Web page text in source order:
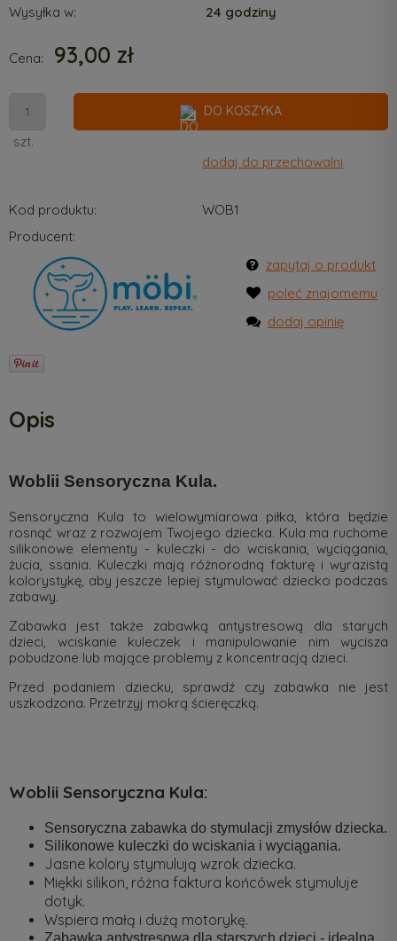
Wysyłka w:
24 godziny
Cena: 93,00 zł
szt.
DO KOSZYKA
dodaj do przechowalni
Kod produktu:
WOB1
Producent:
zapytaj o produkt
poleć znajomemu
dodaj opinię
Opis
Woblii Sensoryczna Kula.
Sensoryczna Kula to wielowymiarowa piłka, która będzie
rosnąć wraz z rozwojem Twojego dziecka. Kula ma ruchome
silikonowe elementy - kuleczki - do wciskania, wyciągania,
żucia, ssania. Kuleczki mają różnorodną fakturę i wyrazistą
kolorystykę, aby jeszcze lepiej stymulować dziecko podczas
zabawy.
Zabawka jest także zabawką antystresową dla starych
dzieci, wciskanie kuleczek i manipulowanie nim wycisza
pobudzone lub mające problemy z koncentracją dzieci.
Przed podaniem dziecku, sprawdź czy zabawka nie jest
uszkodzona. Przetrzyj mokrą ścieręczką.
Woblii Sensoryczna Kula:
Sensoryczna zabawka do stymulacji zmysłów dziecka.
Silikonowe kuleczki do wciskania i wyciągania.
Jasne kolory stymulują wzrok dziecka.
Miękki silikon, różna faktura końcówek stymuluje
dotyk.
Wspiera małą i dużą motorykę.